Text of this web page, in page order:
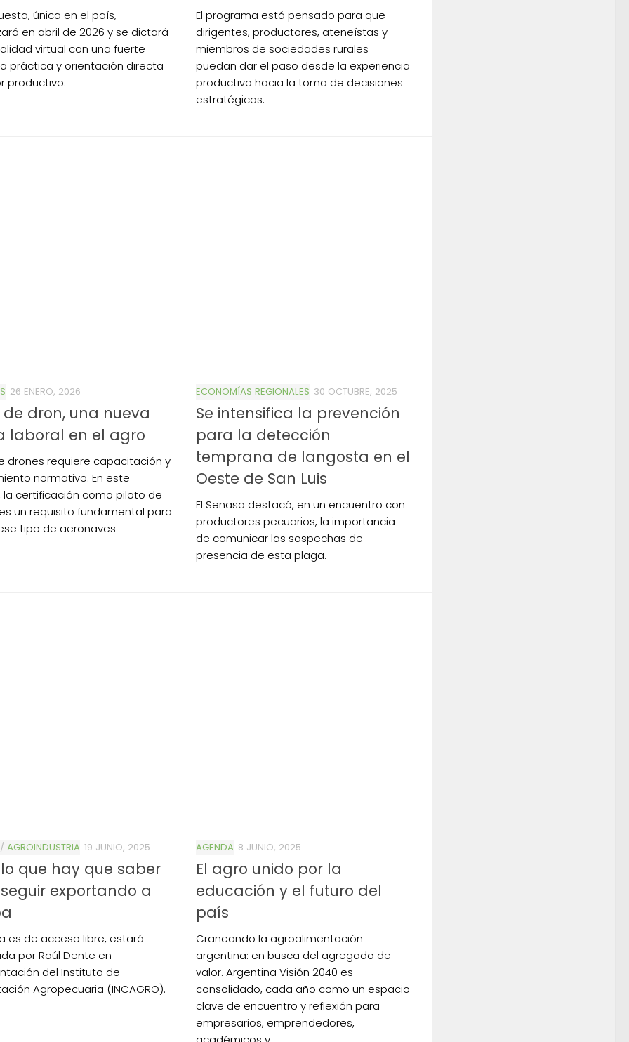
única en el país,
en abril de 2026 y se dictará
virtual con una fuerte
práctica y orientación directa
productivo.
El programa está pensado para que
dirigentes, productores, ateneístas y
miembros de sociedades rurales
puedan dar el paso desde la experiencia
productiva hacia la toma de decisiones
estratégicas.
26 ENERO, 2026
de dron, una nueva
laboral en el agro
drones requiere capacitación y
normativo. En este
la certificación como piloto de
un requisito fundamental para
tipo de aeronaves
ECONOMÍAS REGIONALES 30 OCTUBRE, 2025
Se intensifica la prevención
para la detección
temprana de langosta en el
Oeste de San Luis
El Senasa destacó, en un encuentro con
productores pecuarios, la importancia
de comunicar las sospechas de
presencia de esta plaga.
/ AGROINDUSTRIA 19 JUNIO, 2025
que hay que saber
exportando a
es de acceso libre, estará
por Raúl Dente en
del Instituto de
Agropecuaria (INCAGRO).
AGENDA 8 JUNIO, 2025
El agro unido por la
educación y el futuro del
país
Craneando la agroalimentación
argentina: en busca del agregado de
valor. Argentina Visión 2040 es
consolidado, cada año como un espacio
clave de encuentro y reflexión para
empresarios, emprendedores,